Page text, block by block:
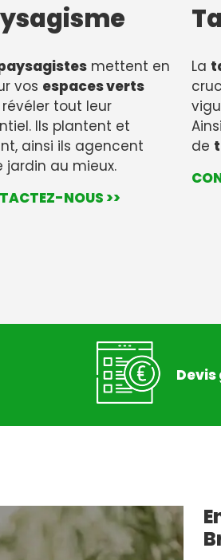
mettent en
vos espaces verts
tout leur
Ils plantent et
ainsi ils agencent
jardin au mieux.
NOUS >>
La
de